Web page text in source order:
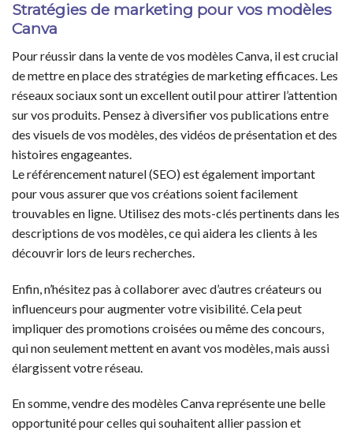
Stratégies de marketing pour vos modèles
Canva
Pour réussir dans la vente de vos modèles Canva, il est crucial
de mettre en place des stratégies de marketing efficaces. Les
réseaux sociaux sont un excellent outil pour attirer l’attention
sur vos produits. Pensez à diversifier vos publications entre
des visuels de vos modèles, des vidéos de présentation et des
histoires engageantes.
Le référencement naturel (SEO) est également important
pour vous assurer que vos créations soient facilement
trouvables en ligne. Utilisez des mots-clés pertinents dans les
descriptions de vos modèles, ce qui aidera les clients à les
découvrir lors de leurs recherches.
Enfin, n’hésitez pas à collaborer avec d’autres créateurs ou
influenceurs pour augmenter votre visibilité. Cela peut
impliquer des promotions croisées ou même des concours,
qui non seulement mettent en avant vos modèles, mais aussi
élargissent votre réseau.
En somme, vendre des modèles Canva représente une belle
opportunité pour celles qui souhaitent allier passion et